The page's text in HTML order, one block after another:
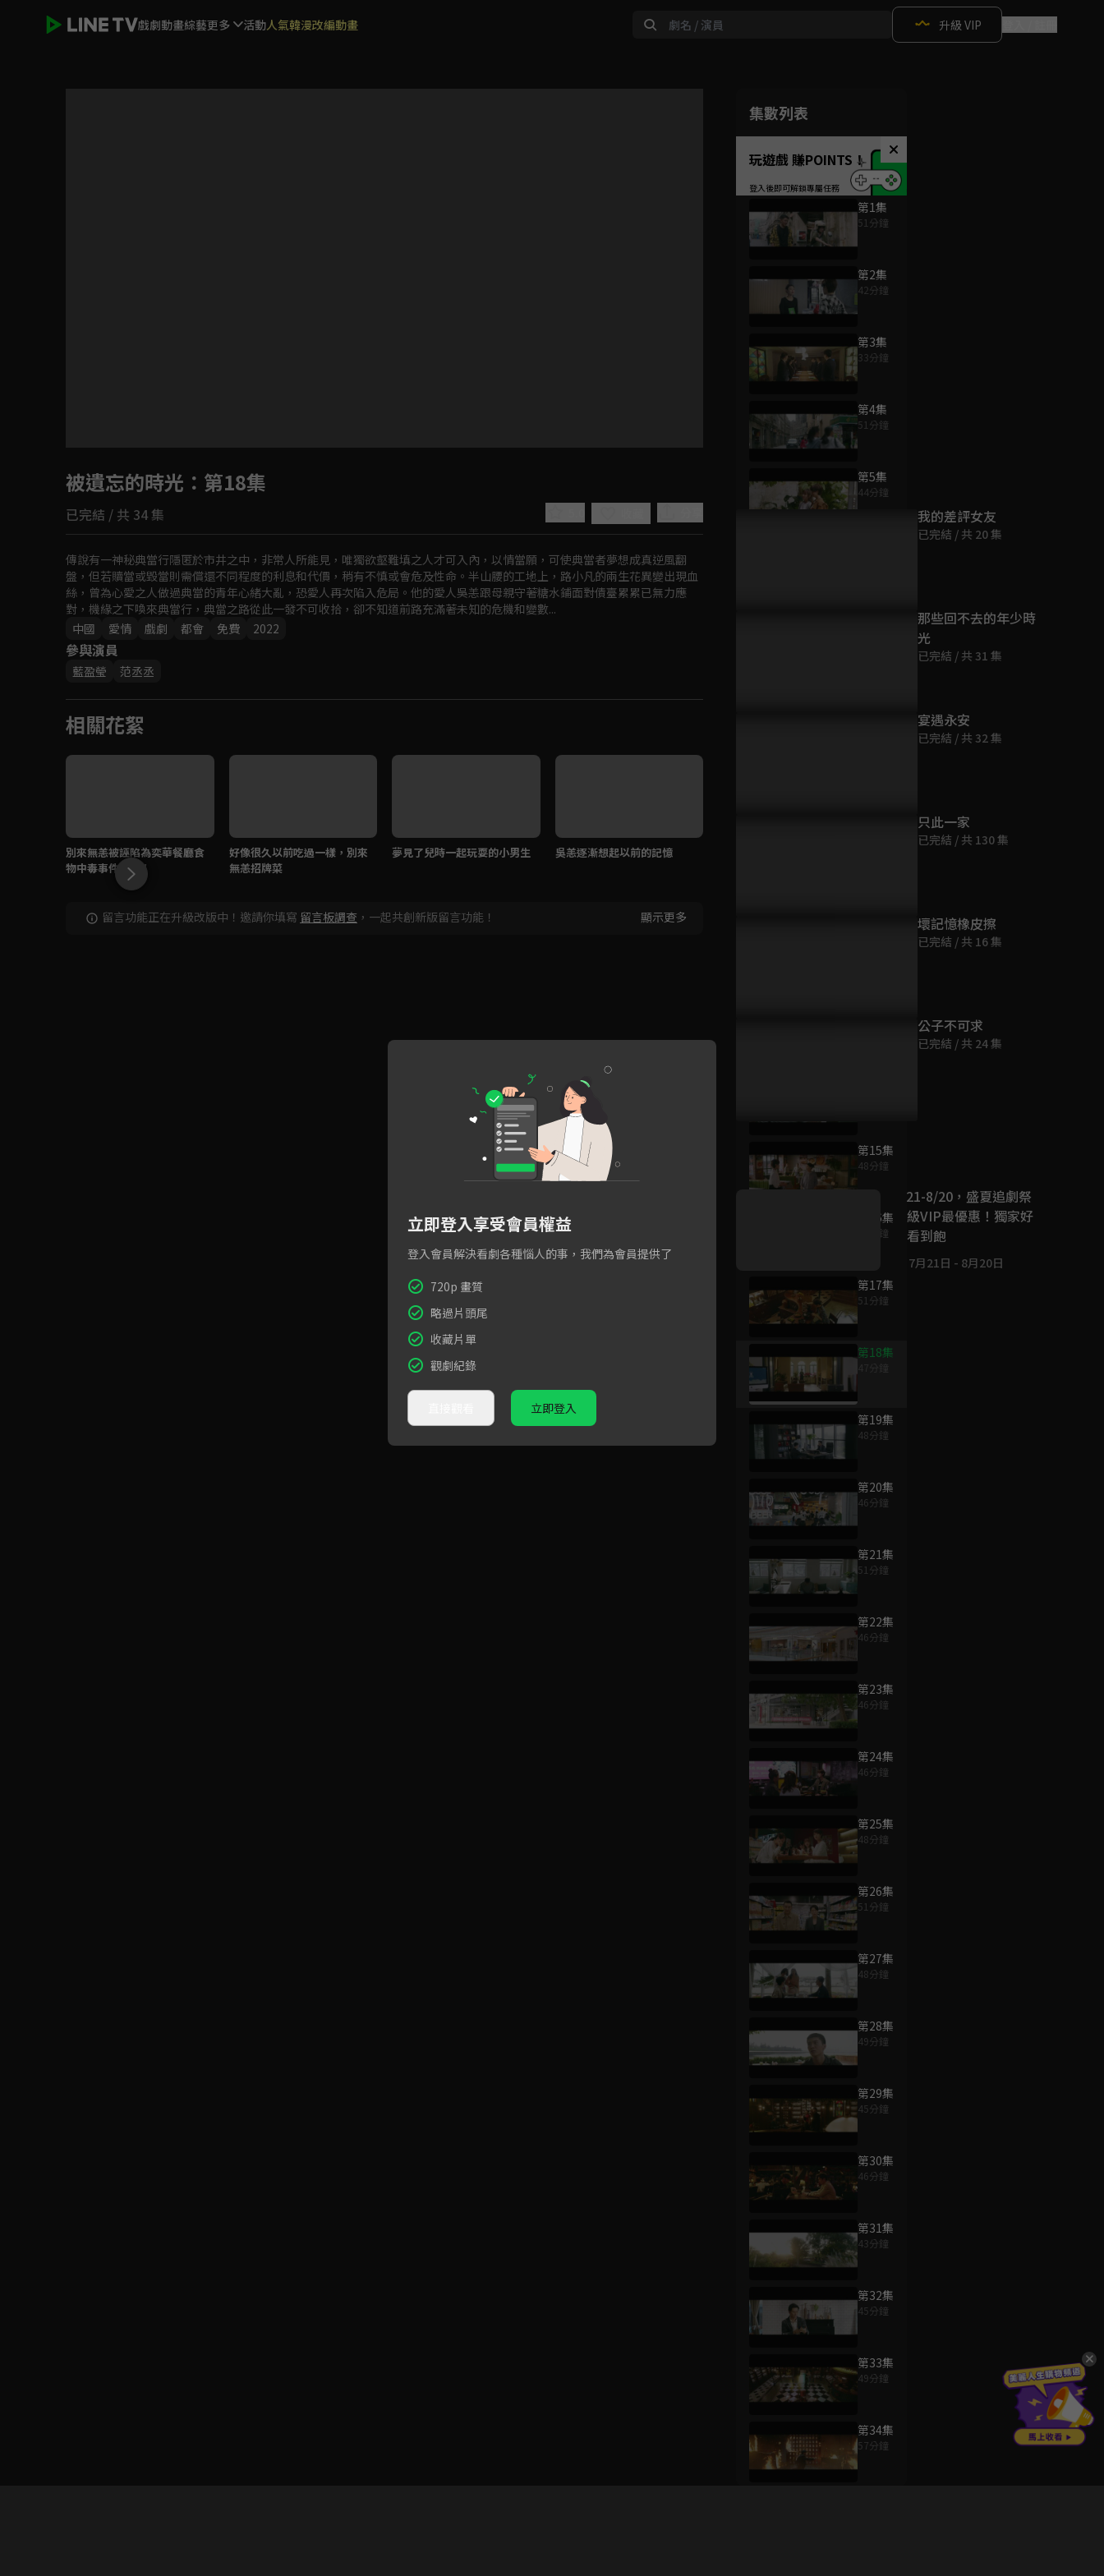
戲劇動畫綜藝更多 活動人氣韓漫改編動畫 升級 VIP
Video
如有不便請見諒
集數列表
玩遊戲 賺POINTS！
第1集
51分鐘
第2集
42分鐘
第3集
33分鐘
第4集
51分鐘
第5集
44分鐘
第15集
48分鐘
第16集
46分鐘
第17集
51分鐘
第18集
第19集
48分鐘
第20集
46分鐘
第21集
51分鐘
第22集
46分鐘
第23集
46分鐘
第24集
46分鐘
第25集
48分鐘
第26集
51分鐘
第27集
48分鐘
第28集
49分鐘
第29集
45分鐘
第30集
46分鐘
第31集
43分鐘
第32集
45分鐘
第33集
49分鐘
第34集
57分鐘
被遺忘的時光 ：第18集
已完結 / 共 34 集
傳說有一神秘典當行隱匿於市井之中，非常人所能見，唯獨欲壑難填之人才可入內，以情當願，可使典當者夢想成真逆風翻
盤，但若贖當或毀當則需償還不同程度的利息和代價，稍有不慎或會危及性命。半山腰的工地上，路小凡的兩生花異變出現血
絲，曾為心愛之人做過典當的青年心緒大亂，恐愛人再次陷入危局。他的愛人吳恙跟母親守著糖水鋪面對債臺累累已無力應
對，機緣之下喚來典當行，典當之路從此一發不可收拾，卻不知道前路充滿著未知的危機和變數...
中國
愛情 戲劇 都會 免費 2022
參與演員
藍盈瑩 范丞丞
相關花絮
別來無恙被誣陷為奕華餐廳食
物中毒事件元兇！
好像很久以前吃過一樣，別來
無恙招牌菜
夢見了兒時一起玩耍的小男生 吳恙逐漸想起以前的記憶
路小凡竟能做出與吾巧家當年
留言功能正在升級改版中！邀請你填寫 留言板調查 ，一起共創新版留言功能！ 顯示更多
為您推薦
我的差評女友
已完結 / 共 20 集
那些回不去的年少時
光
已完結 / 共 31 集
宴遇永安
已完結 / 共 32 集
只此一家
已完結 / 共 130 集
壞記憶橡皮擦
已完結 / 共 16 集
公子不可求
已完結 / 共 24 集
好康資訊
7/21-8/20，盛夏追劇祭
升級VIP最優惠！獨家好
戲看到飽
7月21日 - 8月20日
立即登入享受會員權益
登入會員解決看劇各種惱人的事，我們為會員提供了
720p 畫質
略過片頭尾
收藏片單
觀劇紀錄
立即登入